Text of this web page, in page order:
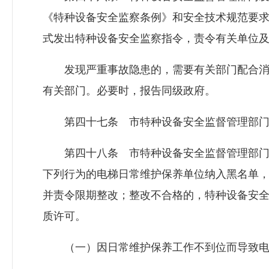
《特种设备安全监察条例》和安全技术规范
式发出特种设备安全监察指令，责令有关单位
发现严重事故隐患的，需要有关部门配合消
有关部门。必要时，报告同级政府。
第四十七条 市特种设备安全监督管理部门
第四十八条 市特种设备安全监督管理部门
下列行为的电梯日常维护保养单位纳入黑名单
并责令限期整改；整改不合格的，特种设备安
质许可。
（一）因日常维护保养工作不到位而导致电